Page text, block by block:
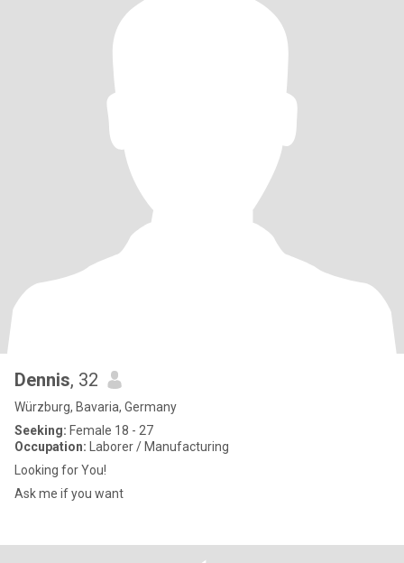
Dennis, 32
Würzburg, Bavaria, Germany
Seeking: Female 18 - 27
Occupation: Laborer / Manufacturing
Looking for You!
Ask me if you want